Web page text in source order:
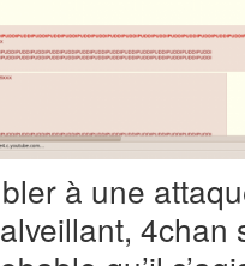
à une